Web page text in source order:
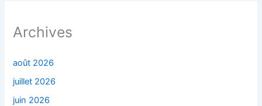
Archives
août 2026
juillet 2026
juin 2026